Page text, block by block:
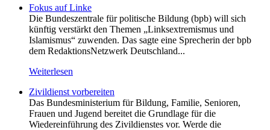
Fokus auf Linke
Die Bundeszentrale für politische Bildung (bpb) will sich
künftig verstärkt den Themen „Linksextremismus und
Islamismus“ zuwenden. Das sagte eine Sprecherin der bpb
dem RedaktionsNetzwerk Deutschland...
Weiterlesen
Zivildienst vorbereiten
Das Bundesministerium für Bildung, Familie, Senioren,
Frauen und Jugend bereitet die Grundlage für die
Wiedereinführung des Zivildienstes vor. Werde die